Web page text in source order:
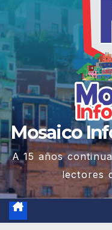
Mosaico
A 15 años
lectores